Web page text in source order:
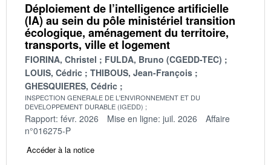
Déploiement de l’intelligence artificielle
(IA) au sein du pôle ministériel transition
écologique, aménagement du territoire,
transports, ville et logement
FIORINA, Christel
FULDA, Bruno (CGEDD-TEC)
LOUIS, Cédric
THIBOUS, Jean-François
GHESQUIERES, Cédric
INSPECTION GENERALE DE L'ENVIRONNEMENT ET DU
DEVELOPPEMENT DURABLE (IGEDD)
Rapport: févr. 2026 Mise en ligne: juil. 2026
Affaire
n°016275-P
Accéder à la notice